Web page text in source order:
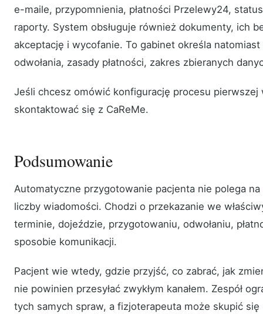
e-maile, przypomnienia, płatności Przelewy24,
raporty. System obsługuje również dokumenty, ich
akceptację i wycofanie. To gabinet określa
odwołania, zasady płatności, zakres zbieranych
Jeśli chcesz omówić konfigurację procesu pierwszej
skontaktować się z CaReMe.
Podsumowanie
Automatyczne przygotowanie pacjenta nie polega na
liczby wiadomości. Chodzi o przekazanie we
terminie, dojeździe, przygotowaniu, odwołaniu,
sposobie komunikacji.
Pacjent wie wtedy, gdzie przyjść, co zabrać, jak
nie powinien przesyłać zwykłym kanałem. Zespół
tych samych spraw, a fizjoterapeuta może skupić